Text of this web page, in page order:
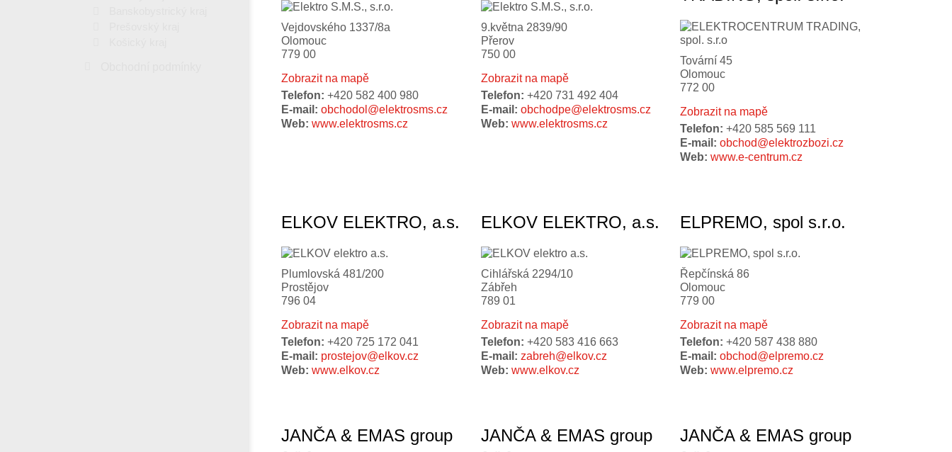
Vejdovského 1337/8a
Olomouc
779 00
Zobrazit na mapě
Telefon: +420 582 400 980
E-mail: obchodol@elektrosms.cz
Web: www.elektrosms.cz
9.května 2839/90
Přerov
750 00
Zobrazit na mapě
Telefon: +420 731 492 404
E-mail: obchodpe@elektrosms.cz
Web: www.elektrosms.cz
Tovární 45
Olomouc
772 00
Zobrazit na mapě
Telefon: +420 585 569 111
E-mail: obchod@elektrozbozi.cz
Web: www.e-centrum.cz
ELKOV ELEKTRO, a.s.
Plumlovská 481/200
Prostějov
796 04
Zobrazit na mapě
Telefon: +420 725 172 041
E-mail: prostejov@elkov.cz
Web: www.elkov.cz
ELKOV ELEKTRO, a.s.
Cihlářská 2294/10
Zábřeh
789 01
Zobrazit na mapě
Telefon: +420 583 416 663
E-mail: zabreh@elkov.cz
Web: www.elkov.cz
ELPREMO, spol s.r.o.
Řepčínská 86
Olomouc
779 00
Zobrazit na mapě
Telefon: +420 587 438 880
E-mail: obchod@elpremo.cz
Web: www.elpremo.cz
JANČA & EMAS group
JANČA & EMAS group
JANČA & EMAS group